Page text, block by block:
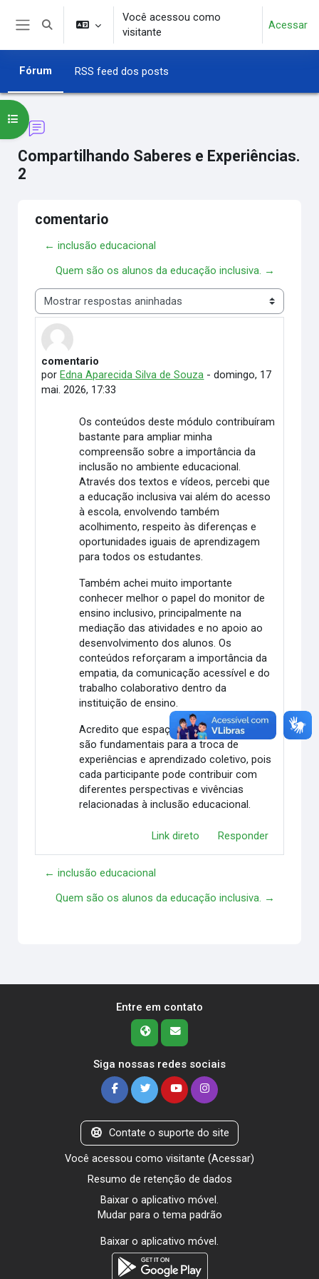
Ir para o conteúdo principal
Alternar entrada de pesquisa
Você acessou como
visitante
Acessar
Fórum RSS feed dos posts
Compartilhando Saberes e Experiências.
2
Abrir índice do curso
comentario
← inclusão educacional
Quem são os alunos da educação inclusiva. →
Modo de visualização
comentario
por Edna Aparecida Silva de Souza -domingo, 17
mai. 2026, 17:33
Número de respostas: 0
Os conteúdos deste módulo contribuíram
bastante para ampliar minha
compreensão sobre a importância da
inclusão no ambiente educacional.
Através dos textos e vídeos, percebi que
a educação inclusiva vai além do acesso
à escola, envolvendo também
acolhimento, respeito às diferenças e
oportunidades iguais de aprendizagem
para todos os estudantes.
Também achei muito importante
conhecer melhor o papel do monitor de
ensino inclusivo, principalmente na
mediação das atividades e no apoio ao
desenvolvimento dos alunos. Os
conteúdos reforçaram a importância da
empatia, da comunicação acessível e do
trabalho colaborativo dentro da
instituição de ensino.
Acredito que espaços como este fórum
são fundamentais para a troca de
experiências e aprendizado coletivo, pois
cada participante pode contribuir com
diferentes perspectivas e vivências
relacionadas à inclusão educacional.
Link direto Responder
← inclusão educacional
Quem são os alunos da educação inclusiva. →
Entre em contato
Siga nossas redes sociais
Contate o suporte do site
Você acessou como visitante (Acessar)
Resumo de retenção de dados
Baixar o aplicativo móvel.
Mudar para o tema padrão
Baixar o aplicativo móvel.